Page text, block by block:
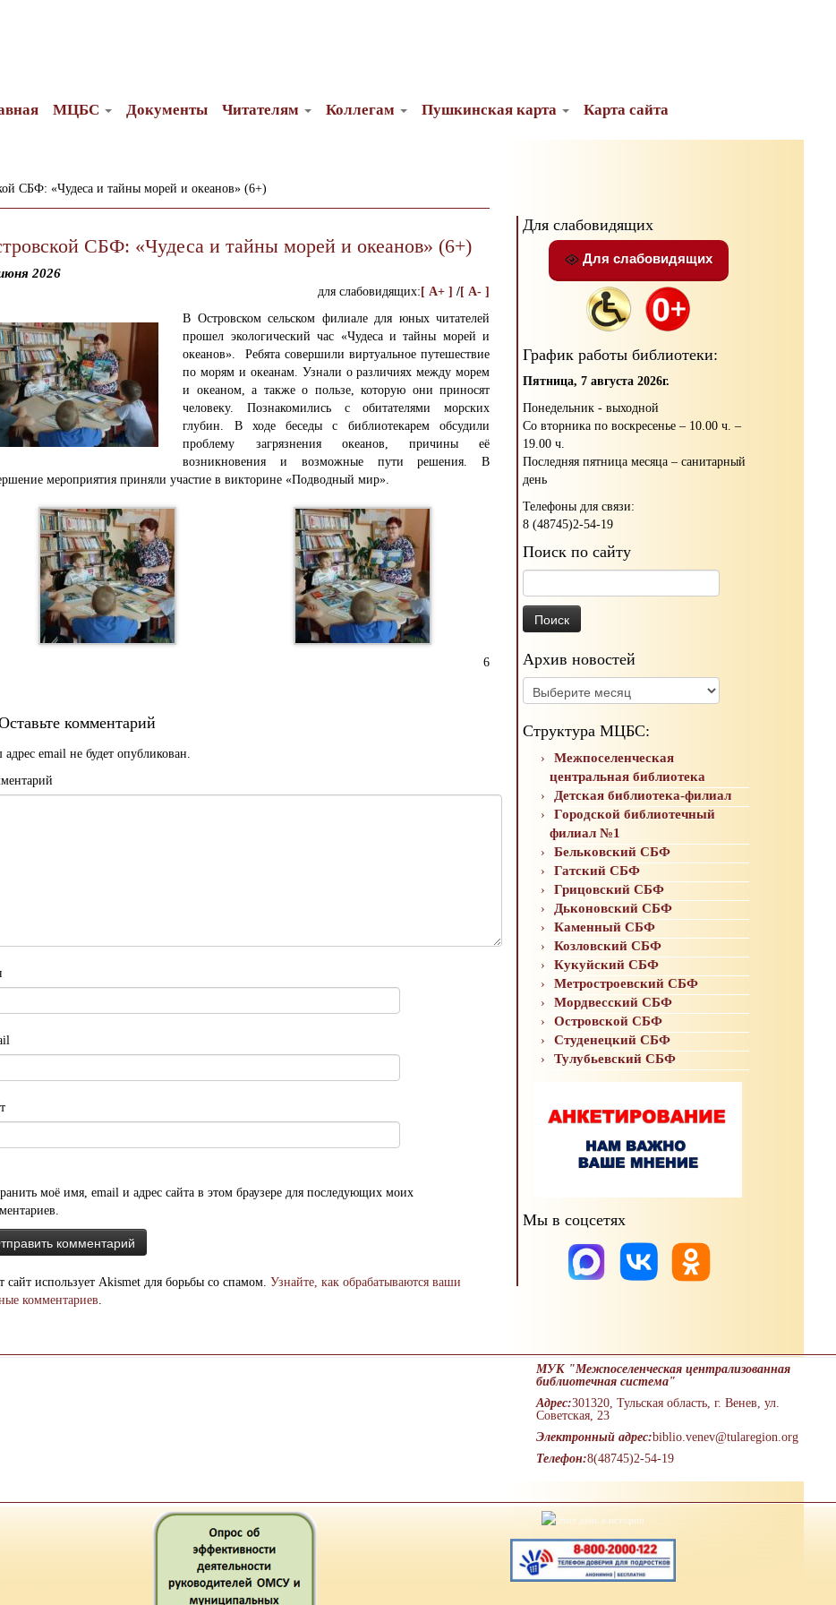
МЦБС Документы Читателям Коллегам Пушкинская карта Карта сайта
СБФ: «Чудеса и тайны морей и океанов» (6+)
СБФ: «Чудеса и тайны морей и океанов» (6+)
2026
для слабовидящих: [ A+ ] /[ A- ]
В Островском сельском филиале для юных читателей
прошел экологический час «Чудеса и тайны морей и
океанов». Ребята совершили виртуальное путешествие
по морям и океанам. Узнали о различиях между морем
и океаном, а также о пользе, которую они приносят
человеку. Познакомились с обитателями морских
глубин. В ходе беседы с библиотекарем обсудили
проблему загрязнения океанов, причины её
возникновения и возможные пути решения. В
мероприятия приняли участие в викторине «Подводный мир».
6
комментарий
email не будет опубликован.
моё имя, email и адрес сайта в этом браузере для последующих моих
сайт использует Akismet для борьбы со спамом. Узнайте, как обрабатываются ваши
комментариев.
Для слабовидящих
Для слабовидящих
График работы библиотеки:
Пятница, 7 августа 2026г.
Понедельник - выходной
Со вторника по воскресенье – 10.00 ч. –
19.00 ч.
Последняя пятница месяца – санитарный
день
Телефоны для связи:
8 (48745)2-54-19
Поиск по сайту
Архив новостей
Архив
новостей
Структура МЦБС:
Межпоселенческая
центральная библиотека
Детская библиотека-филиал
Городской библиотечный
филиал №1
Бельковский СБФ
Гатский СБФ
Грицовский СБФ
Дьконовский СБФ
Каменный СБФ
Козловский СБФ
Кукуйский СБФ
Метростроевский СБФ
Мордвесский СБФ
Островской СБФ
Студенецкий СБФ
Тулубьевский СБФ
Мы в соцсетях
МУК "Межпоселенческая централизованная
библиотечная система"
Адрес:301320, Тульская область, г. Венев, ул.
Советская, 23
Электронный адрес:biblio.venev@tularegion.org
Телефон:8(48745)2-54-19